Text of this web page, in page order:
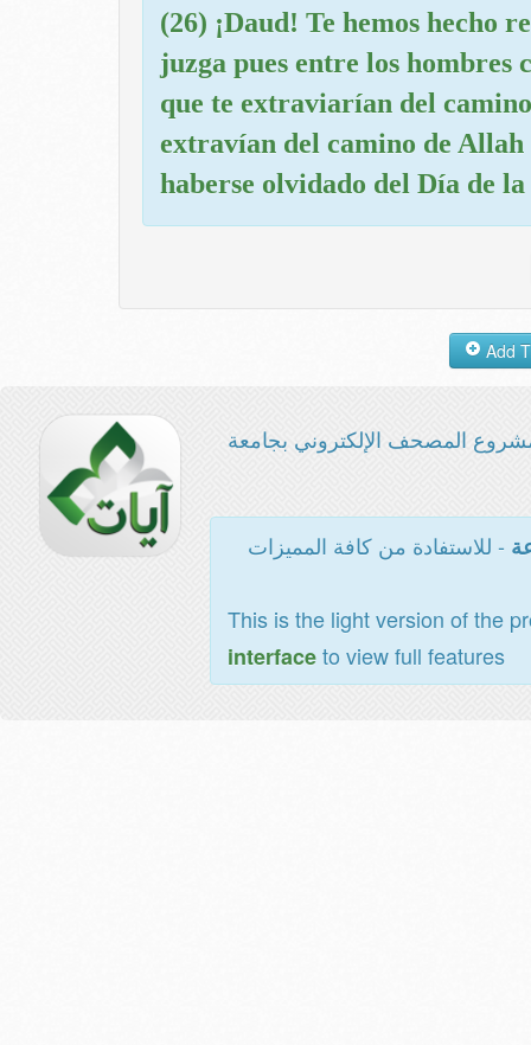
(26) ¡Daud! Te hemos hecho
juzga pues entre los hombres
que te extraviarían del
extravían del camino de
haberse olvidado del Día de
المصحف الإلكتروني بجامعة
- للاستفادة من كافة المميزات
This is the light version of the
interfaceto view full features